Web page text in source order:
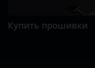
Купить прошивки